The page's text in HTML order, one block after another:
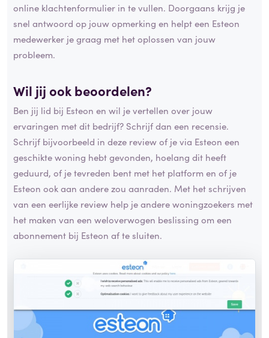
online klachtenformulier in te vullen. Doorgaans krijg je
snel antwoord op jouw opmerking en helpt een Esteon
medewerker je graag met het oplossen van jouw
probleem.
Wil jij ook beoordelen?
Ben jij lid bij Esteon en wil je vertellen over jouw
ervaringen met dit bedrijf? Schrijf dan een recensie.
Schrijf bijvoorbeeld in deze review of je via Esteon een
geschikte woning hebt gevonden, hoelang dit heeft
geduurd, of je tevreden bent met het platform en of je
Esteon ook aan andere zou aanraden. Met het schrijven
van een eerlijke review help je andere woningzoekers met
het maken van een weloverwogen beslissing om een
abonnement bij Esteon af te sluiten.